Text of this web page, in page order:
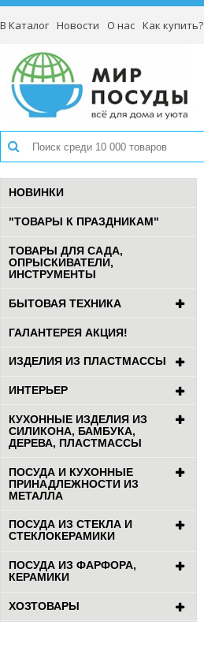
В Каталог Новости О нас Как купить?
НОВИНКИ
"ТОВАРЫ К ПРАЗДНИКАМ"
ТОВАРЫ ДЛЯ САДА,
ОПРЫСКИВАТЕЛИ,
ИНСТРУМЕНТЫ
БЫТОВАЯ ТЕХНИКА
ГАЛАНТЕРЕЯ АКЦИЯ!
ИЗДЕЛИЯ ИЗ ПЛАСТМАССЫ
ИНТЕРЬЕР
КУХОННЫЕ ИЗДЕЛИЯ ИЗ
СИЛИКОНА, БАМБУКА,
ДЕРЕВА, ПЛАСТМАССЫ
ПОСУДА И КУХОННЫЕ
ПРИНАДЛЕЖНОСТИ ИЗ
МЕТАЛЛА
ПОСУДА ИЗ СТЕКЛА И
СТЕКЛОКЕРАМИКИ
ПОСУДА ИЗ ФАРФОРА,
КЕРАМИКИ
ХОЗТОВАРЫ